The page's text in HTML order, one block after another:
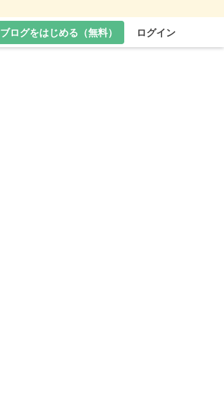
ブログをはじめる（無料）
ログイン